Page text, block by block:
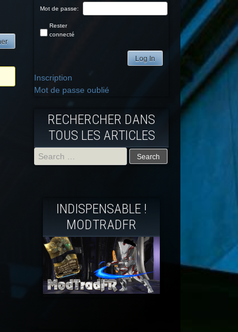
Mot de passe:
Rester
connecté
Log In
Inscription
Mot de passe oublié
RECHERCHER DANS
TOUS LES ARTICLES
INDISPENSABLE !
MODTRADFR